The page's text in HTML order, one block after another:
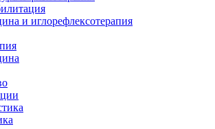
и иглорефлексотерапия